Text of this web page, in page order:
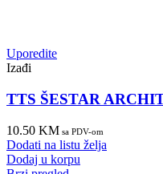
Uporedite
Izađi
TTS ŠESTAR
10.50 KM sa PDV-om
Dodati na listu želja
Dodaj u korpu